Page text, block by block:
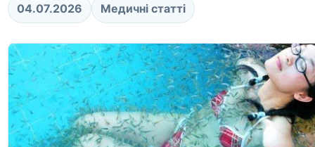
04.07.2026 Медичні статті